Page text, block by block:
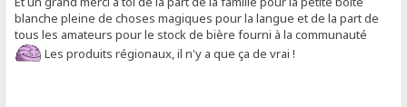
blanche pleine de choses magiques pour la langue et de la part de
tous les amateurs pour le stock de bière fourni à la communauté
Les produits régionaux, il n'y a que ça de vrai !